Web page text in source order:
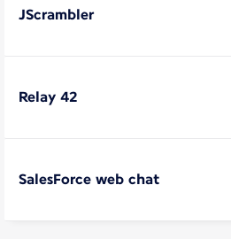
JScrambler
Relay 42
SalesForce web chat